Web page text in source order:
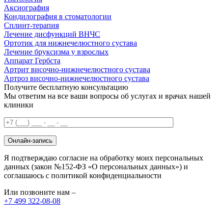
Аксиография
Кондилография в стоматологии
Сплинт-терапия
Лечение дисфункций ВНЧС
Ортотик для нижнечелюстного сустава
Лечение бруксизма у взрослых
Аппарат Гербста
Артрит височно-нижнечелюстного сустава
Артроз височно-нижнечелюстного сустава
Получите бесплатную консультацию
Мы ответим на все ваши вопросы об услугах и врачах нашей
клиники
Онлайн-запись
Я подтверждаю согласие на обработку моих персональных
данных (закон №152-ФЗ «О персональных данных») и
соглашаюсь с политикой конфиденциальности
Или позвоните нам –
+7 499 322-08-08